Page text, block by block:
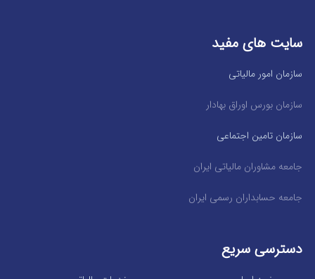
سایت های مفید
سازمان امور مالیاتی
سازمان بورس اوراق بهادار
سازمان تامین اجتماعی
جامعه مشاوران مالیاتی ایران
جامعه حسابداران رسمی ایران
دسترسی سریع